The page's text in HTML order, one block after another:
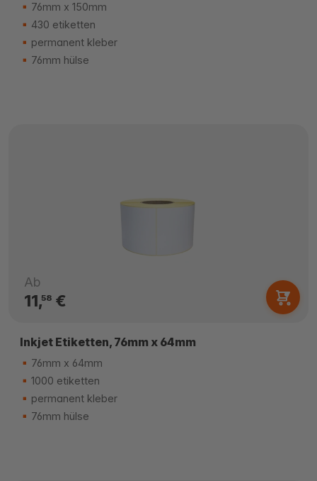
76mm x 150mm
430 etiketten
permanent kleber
76mm hülse
Ab
11,58€
Inkjet Etiketten, 76mm x 64mm
76mm x 64mm
1000 etiketten
permanent kleber
76mm hülse